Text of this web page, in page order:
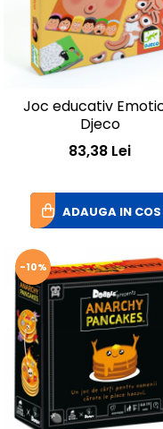
Joc educativ
Djeco
83,38 Lei
ADAUGA IN COS
-10%